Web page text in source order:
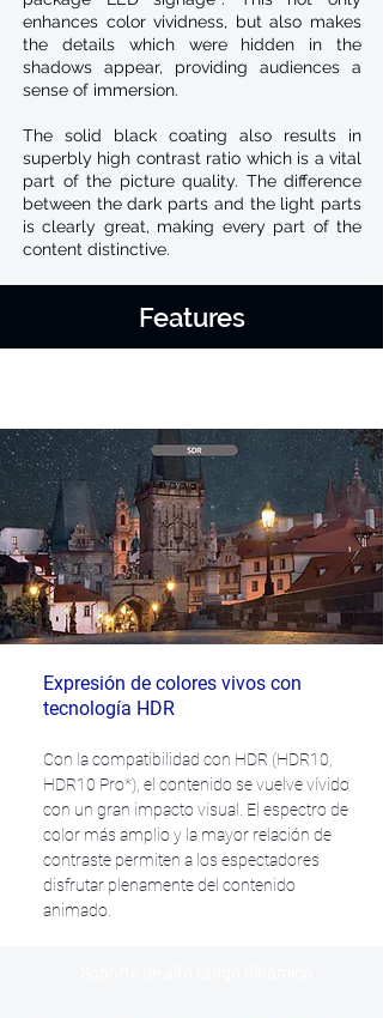
enhances color vividness, but also makes
the details which were hidden in the
shadows appear, providing audiences a
sense of immersion.
The solid black coating also results in
superbly high contrast ratio which is a vital
part of the picture quality. The difference
between the dark parts and the light parts
is clearly great, making every part of the
content distinctive.
Features
Expresión de colores vivos con
tecnología HDR
Con la compatibilidad con HDR (HDR10,
HDR10 Pro*), el contenido se vuelve vívido
con un gran impacto visual. El espectro de
color más amplio y la mayor relación de
contraste permiten a los espectadores
disfrutar plenamente del contenido
animado.